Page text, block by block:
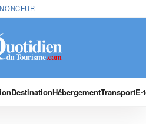
DestinationHébergementTransport